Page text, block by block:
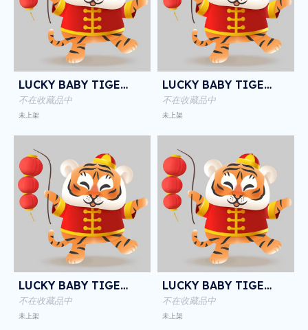
LUCKY BABY TIGER NFT
不在收藏品中
未上架
LUCKY BABY TIGER NFT
不在收藏品中
未上架
LUCKY BABY TIGER NFT
不在收藏品中
未上架
LUCKY BABY TIGER NFT
不在收藏品中
未上架